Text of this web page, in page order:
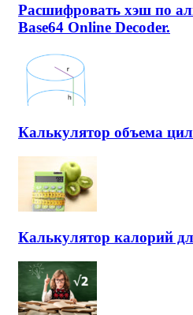
Расшифровать хэш по
Base64 Online Decoder.
Калькулятор объема
Калькулятор калорий